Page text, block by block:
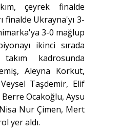
çeyrek finalde
finalde Ukrayna'yı 3-
3-0 mağlup
ikinci sırada
kadrosunda
Aleyna Korkut,
Taşdemir, Elif
Ocakoğlu, Aysu
Nur Çimen, Mert
yer aldı.